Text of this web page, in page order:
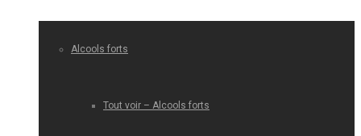
Alcools forts
Tout voir – Alcools forts